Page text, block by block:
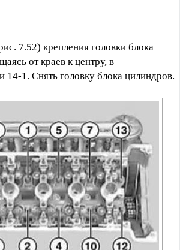
7.52) крепления головки блока
от краев к центру, в
14-1. Снять головку блока цилиндров.